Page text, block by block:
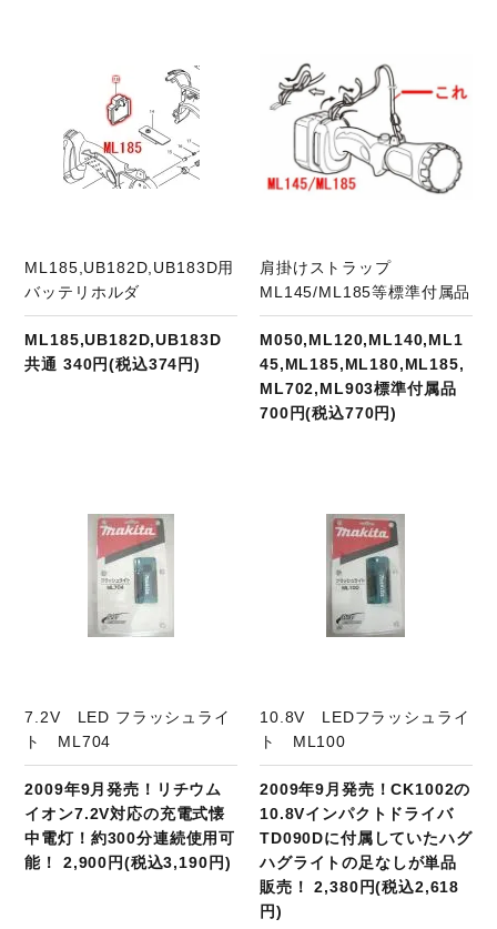
ML185,UB182D,UB183D用
バッテリホルダ
ML185,UB182D,UB183D
共通 340円(税込374円)
肩掛けストラップ
ML145/ML185等標準付属品
M050,ML120,ML140,ML1
45,ML185,ML180,ML185,
ML702,ML903標準付属品
700円(税込770円)
7.2V LED フラッシュライ
ト ML704
2009年9月発売！リチウム
イオン7.2V対応の充電式懐
中電灯！約300分連続使用可
能！ 2,900円(税込3,190円)
10.8V LEDフラッシュライ
ト ML100
2009年9月発売！CK1002の
10.8Vインパクトドライバ
TD090Dに付属していたハグ
ハグライトの足なしが単品
販売！ 2,380円(税込2,618
円)